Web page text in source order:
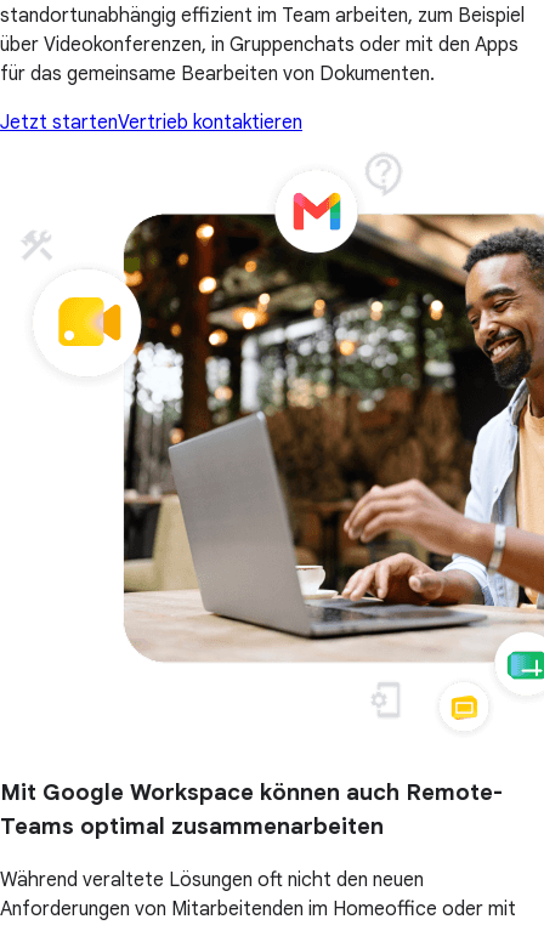
standortunabhängig effizient im Team arbeiten, zum Beispiel
über Videokonferenzen, in Gruppenchats oder mit den Apps
für das gemeinsame Bearbeiten von Dokumenten.
Jetzt startenVertrieb kontaktieren
Mit Google Workspace können auch Remote-
Teams optimal zusammenarbeiten
Während veraltete Lösungen oft nicht den neuen
Anforderungen von Mitarbeitenden im Homeoffice oder mit